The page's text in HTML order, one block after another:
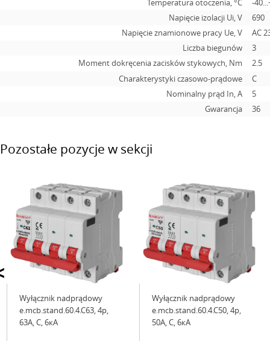
Temperatura otoczenia, °С
-
Napięcie izolacji Ui, V
690
Napięcie znamionowe pracy Ue, V
AC
Liczba biegunów
3
Moment dokręcenia zacisków stykowych, Nm
2.5
Charakterystyki czasowo-prądowe
C
Nominalny prąd In, А
5
Gwarancja
36
Pozostałe pozycje w sekcji
Wyłącznik nadprądowy
e.mcb.stand.60.4.C63, 4р,
63А, C, 6кА
Wyłącznik nadprądowy
e.mcb.stand.60.4.C50, 4р,
50А, C, 6кА